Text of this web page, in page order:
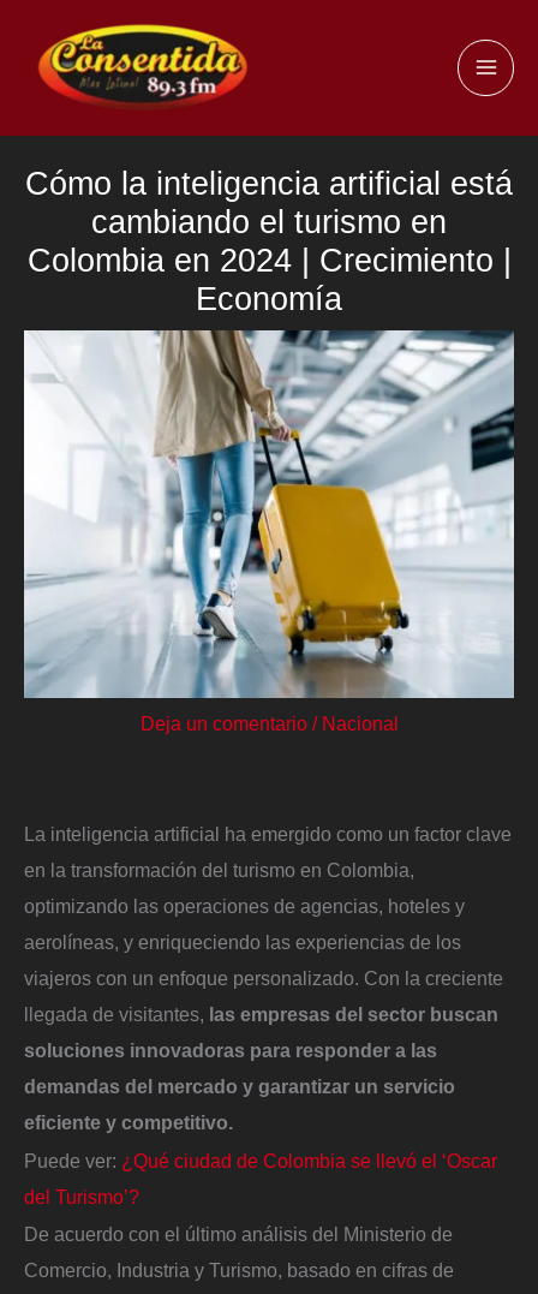
contenido
Cómo la inteligencia artificial está
cambiando el turismo en
Colombia en 2024 | Crecimiento |
Economía
Deja un comentario / Nacional
La inteligencia artificial ha emergido como un factor clave
en la transformación del turismo en Colombia,
optimizando las operaciones de agencias, hoteles y
aerolíneas, y enriqueciendo las experiencias de los
viajeros con un enfoque personalizado. Con la creciente
llegada de visitantes, las empresas del sector buscan
soluciones innovadoras para responder a las
demandas del mercado y garantizar un servicio
eficiente y competitivo.
Puede ver: ¿Qué ciudad de Colombia se llevó el ‘Oscar
del Turismo’?
De acuerdo con el último análisis del Ministerio de
Comercio, Industria y Turismo, basado en cifras de